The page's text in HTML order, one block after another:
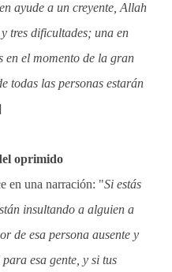
ayude a un creyente, Allah
tres dificultades; una en
en el momento de la gran
todas las personas estarán
oprimido
en una narración: "Si estás
insultando a alguien a
de esa persona ausente y
esa gente, y si tus